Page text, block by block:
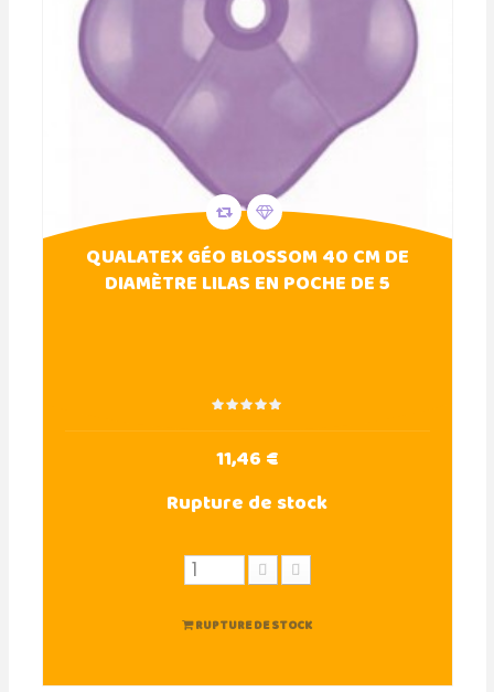
QUALATEX GÉO BLOSSOM 40 CM DE
DIAMÈTRE LILAS EN POCHE DE 5
11,46 €
Rupture de stock
RUPTURE DE STOCK